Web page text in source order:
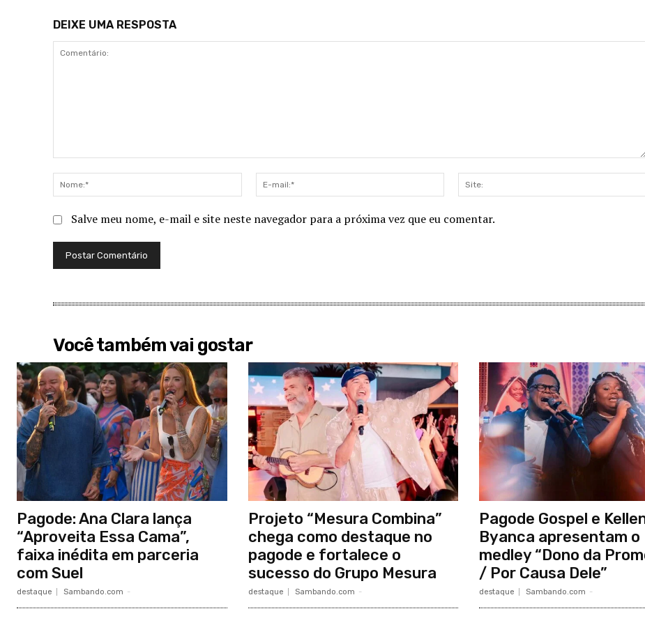
DEIXE UMA RESPOSTA
Nome:*
mail:*
Salve meu nome, e-mail e site neste navegador para a próxima vez que eu comentar.
Você também vai gostar
Pagode: Ana Clara lança
“Aproveita Essa Cama”,
faixa inédita em parceria
com Suel
destaque Sambando.com -
Projeto “Mesura Combina”
chega como destaque no
pagode e fortalece o
sucesso do Grupo Mesura
destaque Sambando.com -
Pagode Gospel e
Byanca apresentam o
medley “Dono da
/ Por Causa Dele”
destaque Sambando.com -